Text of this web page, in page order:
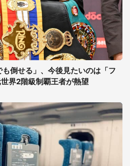
倒せる」、今後見たいのは「フ
界2階級制覇王者が熱望